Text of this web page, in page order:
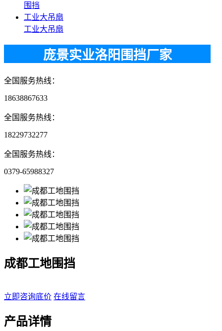
围挡
工业大吊扇
工业大吊扇
庞景实业洛阳围挡厂家
全国服务热线：
18638867633
全国服务热线：
18229732277
全国服务热线：
0379-65988327
成都工地围挡
立即咨询底价 在线留言
产品详情